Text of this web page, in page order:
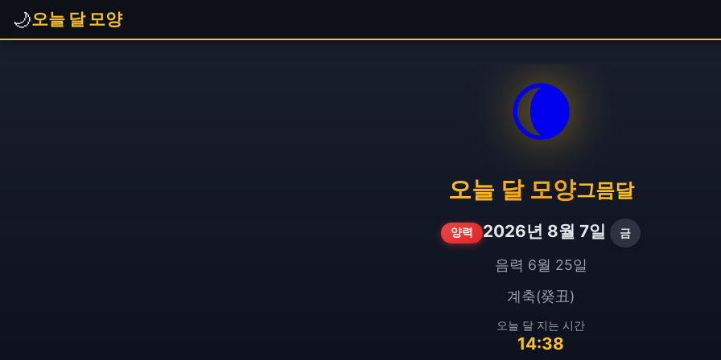
🌙오늘 달 모양
🌘
오늘 달 모양그믐달
양력 2026년 8월 7일 금
음력 6월 25일
계축(癸丑)
오늘 달 지는 시간
14:38